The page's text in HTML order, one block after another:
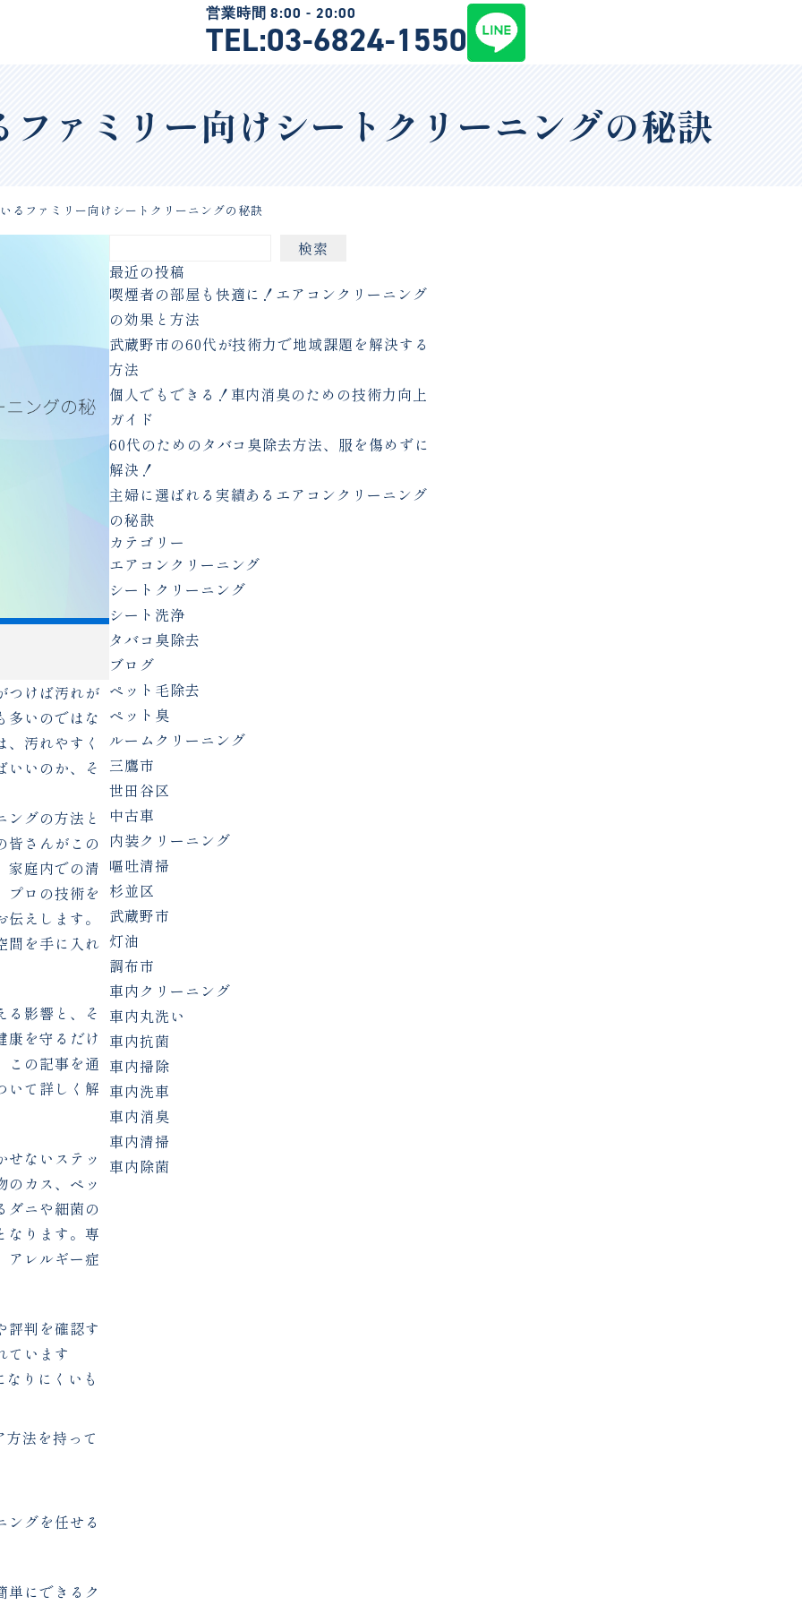
TEL:03-6824-1550
ァミリー向けシートクリーニングの秘訣
るファミリー向けシートクリーニングの秘訣
つけば汚れが
多いのではな
汚れやすく
いいのか、そ
グの方法と
皆さんがこの
家庭内での清
プロの技術を
えします。
間を手に入れ
る影響と、そ
康を守るだけ
この記事を通
いて詳しく解
せないステッ
のカス、ペッ
ダニや細菌の
なります。専
アレルギー症
評判を確認す
ています
りにくいも
法を持って
グを任せる
単にできるク
検索
最近の投稿
喫煙者の部屋も快適に！エアコンクリーニング
の効果と方法
武蔵野市の60代が技術力で地域課題を解決する
方法
個人でもできる！車内消臭のための技術力向上
ガイド
60代のためのタバコ臭除去方法、服を傷めずに
解決！
主婦に選ばれる実績あるエアコンクリーニング
の秘訣
カテゴリー
エアコンクリーニング
シートクリーニング
シート洗浄
タバコ臭除去
ブログ
ペット毛除去
ペット臭
ルームクリーニング
三鷹市
世田谷区
中古車
内装クリーニング
嘔吐清掃
杉並区
武蔵野市
灯油
調布市
車内クリーニング
車内丸洗い
車内抗菌
車内掃除
車内洗車
車内消臭
車内清掃
車内除菌